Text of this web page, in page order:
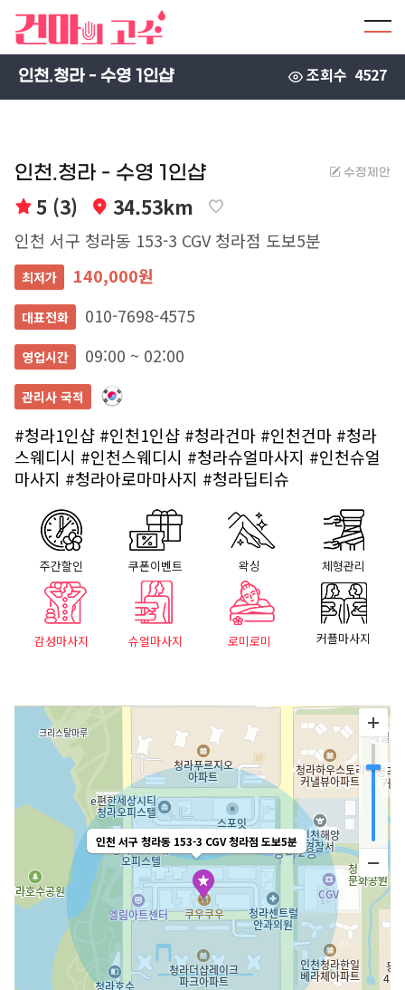
인천.청라 - 수영 1인샵 조회수 4527
인천.청라 - 수영 1인샵 수정제안
5 (3) 34.53km
인천 서구 청라동 153-3 CGV 청라점 도보5분
최저가 140,000원
대표전화 010-7698-4575
영업시간 09:00 ~ 02:00
관리사 국적
#청라1인샵 #인천1인샵 #청라건마 #인천건마 #청라
스웨디시 #인천스웨디시 #청라슈얼마사지 #인천슈얼
마사지 #청라아로마마사지 #청라딥티슈
주간할인 쿠폰이벤트 왁싱 체형관리
감성마사지 슈얼마사지 로미로미 커플마사지
인천 서구 청라동 153-3 CGV 청라점 도보5분